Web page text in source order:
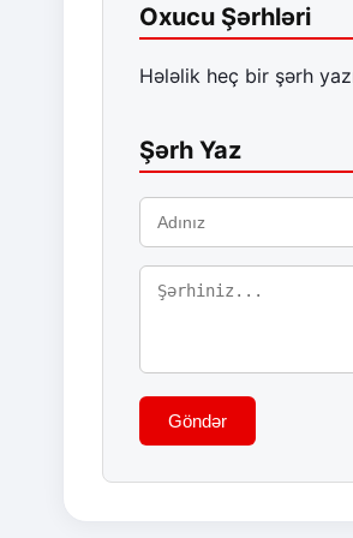
Oxucu Şərhləri
Hələlik heç bir şərh
Şərh Yaz
Göndər